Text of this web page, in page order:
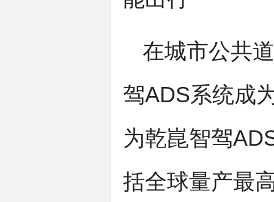
在城市公共
驾ADS系统成
为乾崑智驾
括全球量产最